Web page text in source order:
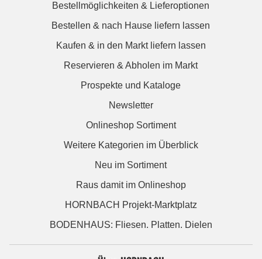
Bestellmöglichkeiten & Lieferoptionen
Bestellen & nach Hause liefern lassen
Kaufen & in den Markt liefern lassen
Reservieren & Abholen im Markt
Prospekte und Kataloge
Newsletter
Onlineshop Sortiment
Weitere Kategorien im Überblick
Neu im Sortiment
Raus damit im Onlineshop
HORNBACH Projekt-Marktplatz
BODENHAUS: Fliesen. Platten. Dielen